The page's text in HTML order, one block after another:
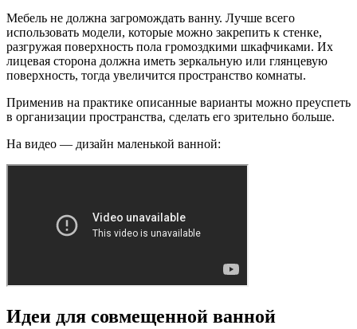
Мебель не должна загромождать ванну. Лучше всего
использовать модели, которые можно закрепить к стенке,
разгружая поверхность пола громоздкими шкафчиками. Их
лицевая сторона должна иметь зеркальную или глянцевую
поверхность, тогда увеличится пространство комнаты.
Применив на практике описанные варианты можно преуспеть
в организации пространства, сделать его зрительно больше.
На видео — дизайн маленькой ванной:
Идеи для совмещенной ванной